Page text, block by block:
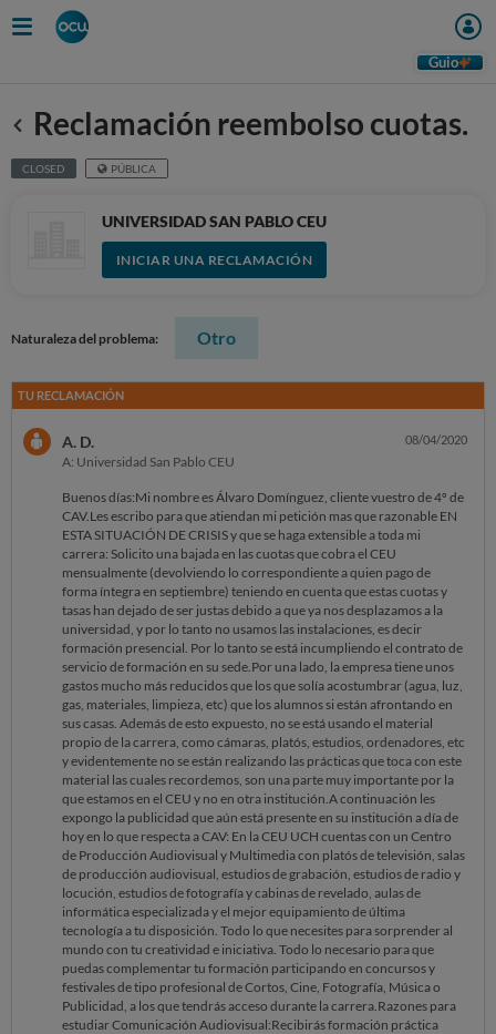
Guio
Anterior
Reclamación reembolso cuotas.
CLOSED PÚBLICA
UNIVERSIDAD SAN PABLO CEU
INICIAR UNA RECLAMACIÓN
Naturaleza del problema: Otro
TU RECLAMACIÓN
A. D.
A: Universidad San Pablo CEU
08/04/2020
Buenos días:Mi nombre es Álvaro Domínguez, cliente vuestro de 4º de
CAV.Les escribo para que atiendan mi petición mas que razonable EN
ESTA SITUACIÓN DE CRISIS y que se haga extensible a toda mi
carrera: Solicito una bajada en las cuotas que cobra el CEU
mensualmente (devolviendo lo correspondiente a quien pago de
forma íntegra en septiembre) teniendo en cuenta que estas cuotas y
tasas han dejado de ser justas debido a que ya nos desplazamos a la
universidad, y por lo tanto no usamos las instalaciones, es decir
formación presencial. Por lo tanto se está incumpliendo el contrato de
servicio de formación en su sede.Por una lado, la empresa tiene unos
gastos mucho más reducidos que los que solía acostumbrar (agua, luz,
gas, materiales, limpieza, etc) que los alumnos si están afrontando en
sus casas. Además de esto expuesto, no se está usando el material
propio de la carrera, como cámaras, platós, estudios, ordenadores, etc
y evidentemente no se están realizando las prácticas que toca con este
material las cuales recordemos, son una parte muy importante por la
que estamos en el CEU y no en otra institución.A continuación les
expongo la publicidad que aún está presente en su institución a día de
hoy en lo que respecta a CAV: En la CEU UCH cuentas con un Centro
de Producción Audiovisual y Multimedia con platós de televisión, salas
de producción audiovisual, estudios de grabación, estudios de radio y
locución, estudios de fotografía y cabinas de revelado, aulas de
informática especializada y el mejor equipamiento de última
tecnología a tu disposición. Todo lo que necesites para sorprender al
mundo con tu creatividad e iniciativa. Todo lo necesario para que
puedas complementar tu formación participando en concursos y
festivales de tipo profesional de Cortos, Cine, Fotografía, Música o
Publicidad, a los que tendrás acceso durante la carrera.Razones para
estudiar Comunicación Audiovisual:Recibirás formación práctica